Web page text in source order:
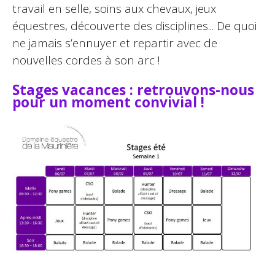
travail en selle, soins aux chevaux, jeux
équestres, découverte des disciplines... De quoi
ne jamais s’ennuyer et repartir avec de
nouvelles cordes à son arc !
Stages vacances : retrouvons-nous
pour un moment convivial !